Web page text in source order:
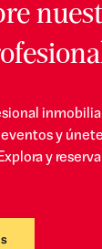
y
y